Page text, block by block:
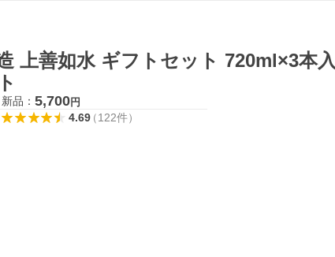
上善如水 ギフトセット 720ml×3本
新品： 5,700円
4.69（122件）